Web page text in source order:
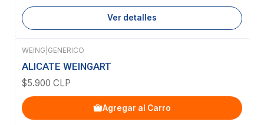
Ver detalles
WEING GENERICO
ALICATE WEINGART
$5.900 CLP
Agregar al Carro